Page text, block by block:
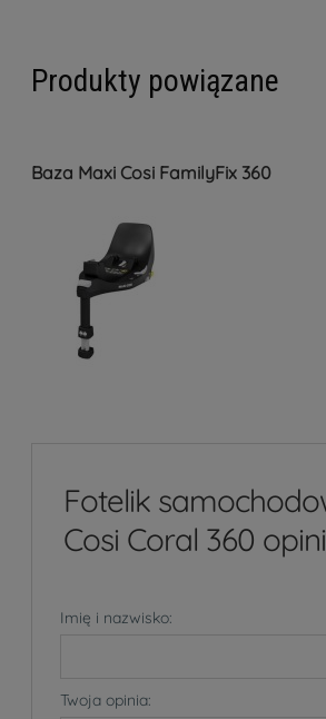
Produkty powiązane
Baza Maxi Cosi FamilyFix 360
Fotelik
Cosi Coral 360
Imię i nazwisko:
Twoja opinia: